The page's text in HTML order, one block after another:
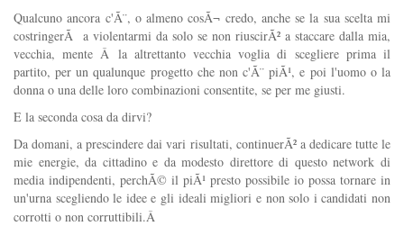
Qualcuno ancora c'Ã¨, o almeno cosÃ¬ credo, anche se la sua scelta mi
costringerÃ a violentarmi da solo se non riuscirÃ² a staccare dalla mia,
vecchia, mente Â la altrettanto vecchia voglia di scegliere prima il
partito, per un qualunque progetto che non c'Ã¨ piÃ¹, e poi l'uomo o la
donna o una delle loro combinazioni consentite, se per me giusti.
E la seconda cosa da dirvi?
Da domani, a prescindere dai vari risultati, continuerÃ² a dedicare tutte le
mie energie, da cittadino e da modesto direttore di questo network di
media indipendenti, perchÃ© il piÃ¹ presto possibile io possa tornare in
un'urna scegliendo le idee e gli ideali migliori e non solo i candidati non
corrotti o non corruttibili.Â